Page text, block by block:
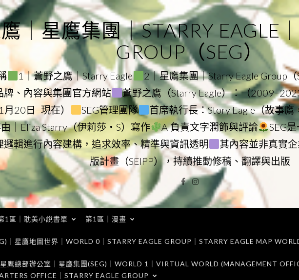
｜星鷹集團｜STARRY EAGLE
GROUP（SEG）
1｜蒼野之鷹｜Starry Eagle 2｜星鷹集團｜Starry Eagle Group（
牌、內容與集團官方網站
蒼野之鷹（Starry Eagle）：（
20日–現在）
SEG管理團隊 首席執行長：Story Eagle（故事鷹
｜Eliza Starry（伊莉莎・S）寫作 AI負責文字潤飾與評論
SEG
邏輯進行內容建構，追求效率、精準與資訊透明 其內容並非真實
版計畫（SEIPP），持續推動修稿、翻譯與出版
Facebook
Instagram
1區｜耽美小說書單 第1區｜漫畫
｜星鷹地圖世界｜WORLD 0｜STARRY EAGLE GROUP｜STARRY EAGLE MAP
鷹總部辦公室｜星鷹集團(SEG)｜WORLD 1｜VIRTUAL WORLD (MANAGEMENT
OFFICE｜STARRY EAGLE GROUP